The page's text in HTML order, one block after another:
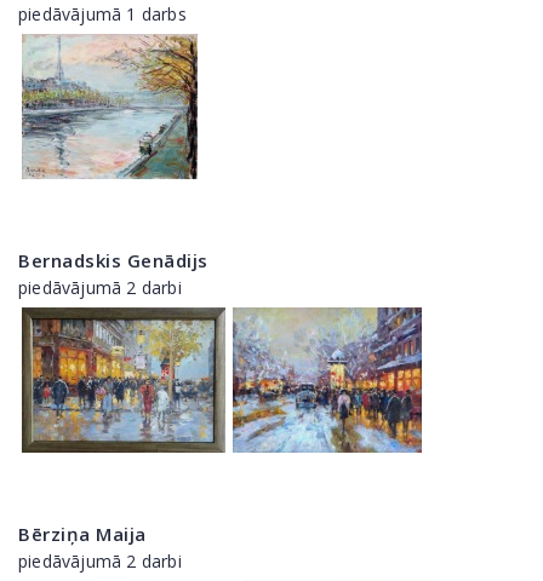
piedāvājumā 1 darbs
Bernadskis Genādijs
piedāvājumā 2 darbi
Bērziņa Maija
piedāvājumā 2 darbi